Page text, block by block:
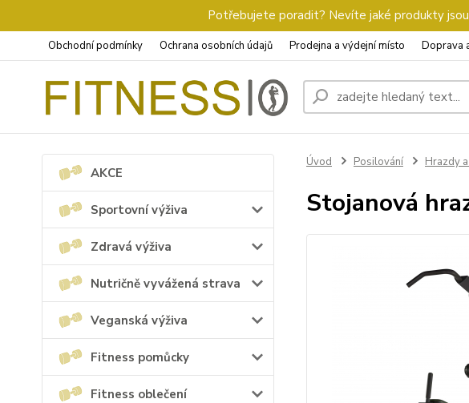
Potřebujete poradit? Nevíte jaké produkty
Obchodní podmínky Ochrana osobních údajů Prodejna a výdejní místo Doprava
AKCE
Sportovní výživa
Zdravá výživa
Nutričně vyvážená strava
Veganská výživa
Fitness pomůcky
Fitness oblečení
Úvod Posilování Hrazdy
Stojanová